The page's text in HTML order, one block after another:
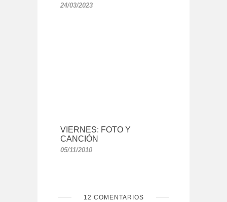
24/03/2023
VIERNES: FOTO Y
CANCIÓN
05/11/2010
12 COMENTARIOS